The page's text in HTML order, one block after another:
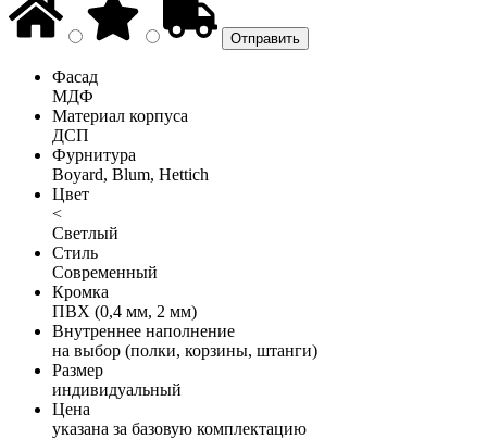
Фасад
МДФ
Материал корпуса
ДСП
Фурнитура
Boyard, Blum, Hettich
Цвет
<
Светлый
Стиль
Современный
Кромка
ПВХ (0,4 мм, 2 мм)
Внутреннее наполнение
на выбор (полки, корзины, штанги)
Размер
индивидуальный
Цена
указана за базовую комплектацию